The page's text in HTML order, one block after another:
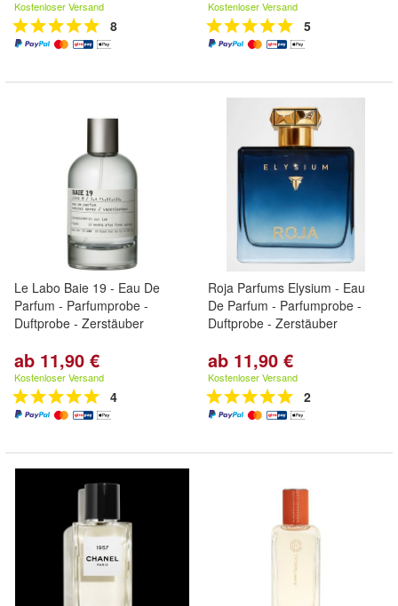
Kostenloser Versand
8
Kostenloser Versand
5
Le Labo Baie 19 - Eau De
Parfum - Parfumprobe -
Duftprobe - Zerstäuber
ab 11,90 €
Kostenloser Versand
4
Roja Parfums Elysium - Eau
De Parfum - Parfumprobe -
Duftprobe - Zerstäuber
ab 11,90 €
Kostenloser Versand
2